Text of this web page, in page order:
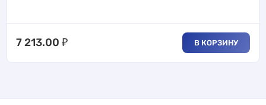
7 213.00 ₽ В КОРЗИНУ